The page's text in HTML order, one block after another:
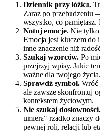
Dziennik przy łóżku.
Zaraz po przebudzeniu
wszystko, co
Notuj emocje. Nie tylko
Emocja jest kluczem
inne znaczenie niż
Szukaj wzorców. Po
przejrzyj wpisy. Jakie
ważne dla twojego życia.
Sprawdź symbol. Wróć
ale zawsze skonfrontuj
kontekstem życiowym.
Nie szukaj dosłowności.
umiera" rzadko znaczy
pewnej roli, relacji lub